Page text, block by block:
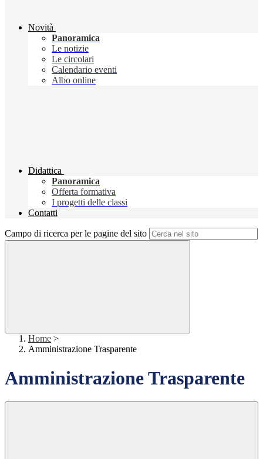
Novità
Panoramica
Le notizie
Le circolari
Calendario eventi
Albo online
Didattica
Panoramica
Offerta formativa
I progetti delle classi
Contatti
Campo di ricerca per le pagine del sito
Home >
Amministrazione Trasparente
Amministrazione Trasparente